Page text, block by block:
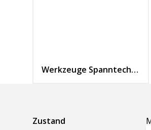
Werkzeuge Spanntechnik
Ergebnisse filtern
Zustand